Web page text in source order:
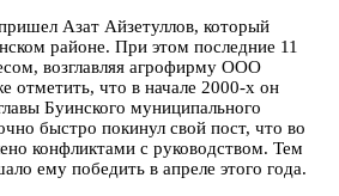
Азат Айзетуллов, который
районе. При этом последние 11
возглавляя агрофирму ООО
отметить, что в начале 2000-х он
Буинского муниципального
быстро покинул свой пост, что во
конфликтами с руководством. Тем
ему победить в апреле этого года.